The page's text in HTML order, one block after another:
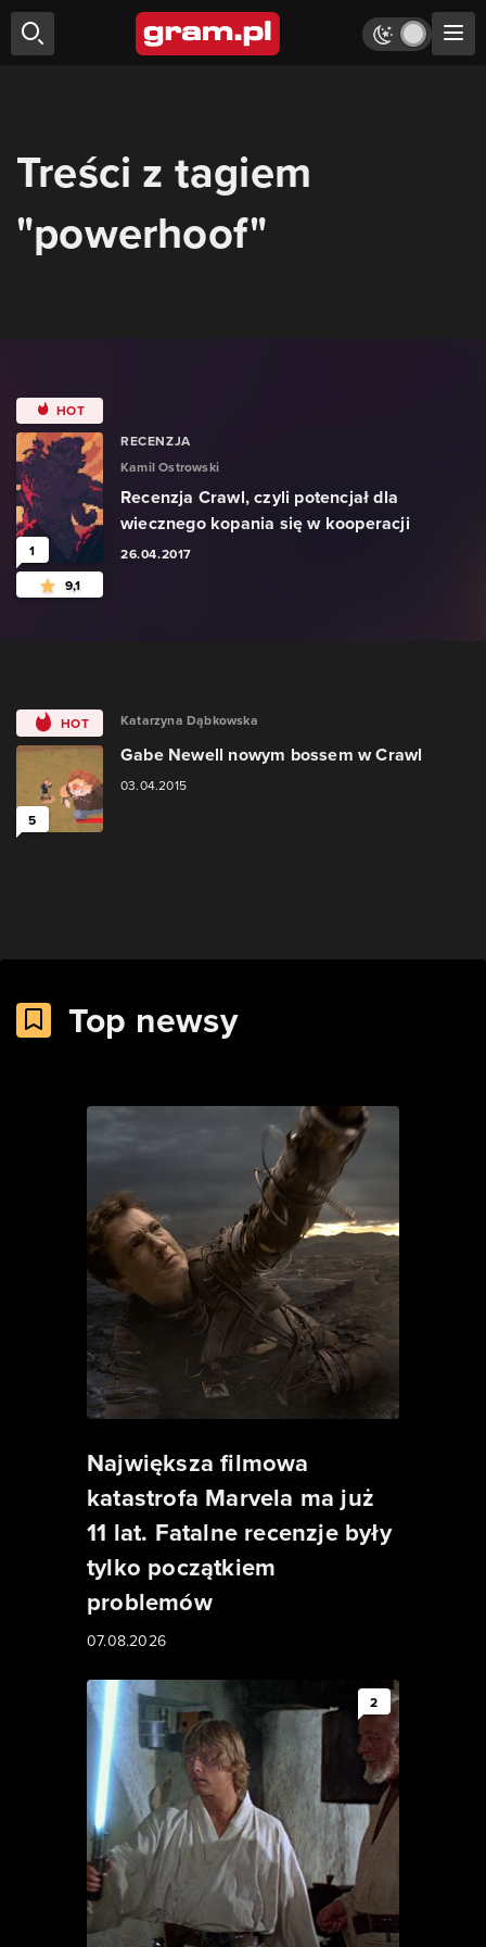
Treści z tagiem
"powerhoof"
HOT
1
9,1
RECENZJA
Kamil Ostrowski
Recenzja Crawl, czyli potencjał dla
wiecznego kopania się w kooperacji
26.04.2017
HOT
5
Katarzyna Dąbkowska
Gabe Newell nowym bossem w Crawl
03.04.2015
Top newsy
Największa filmowa
katastrofa Marvela ma już
11 lat. Fatalne recenzje były
tylko początkiem
problemów
07.08.2026
2